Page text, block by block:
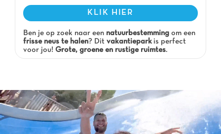
KLIK HIER
Ben je op zoek naar een natuurbestemming om een
frisse neus te halen? Dit vakantiepark is perfect
voor jou! Grote, groene en rustige ruimtes.